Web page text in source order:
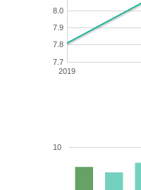
2019
7.7
7.8
7.9
8.0
10